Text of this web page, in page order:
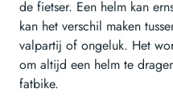
de fietser. Een helm kan
kan het verschil maken
valpartij of ongeluk. Het
om altijd een helm te
fatbike.